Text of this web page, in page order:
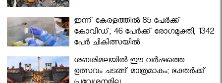
ഇന്ന് കേരളത്തിൽ 85 പേർക്ക്
കോവിഡ്; 46 പേർക്ക് രോഗമുക്തി, 1342
പേർ ചികിത്സയിൽ
ശബരിമലയില്‍ ഈ വർഷത്തെ
ഉത്സവം ചടങ്ങ് മാത്രമാകും; ഭക്തർക്ക്